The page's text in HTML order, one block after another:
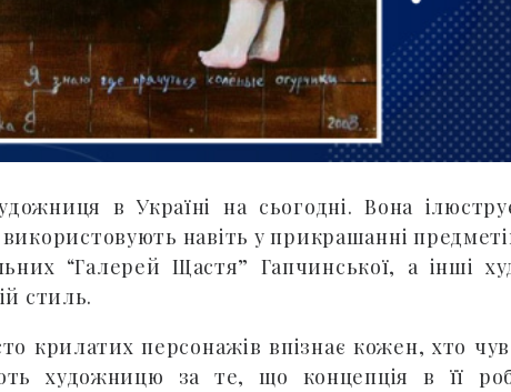
в Україні на сьогодні. Вона
навіть у прикрашанні
“Галерей Щастя” Гапчинської, а інші
стиль.
крилатих персонажів впізнає кожен, хто
художницю за те, що концепція в її